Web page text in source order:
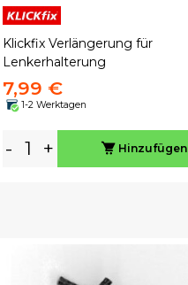
Klickfix Verlängerung für
Lenkerhalterung
7,99 €
1-2 Werktagen
- + Hinzufügen